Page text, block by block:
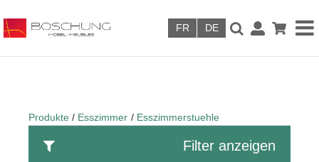
Produkte Esszimmer Esszimmerstuehle
Filter anzeigen